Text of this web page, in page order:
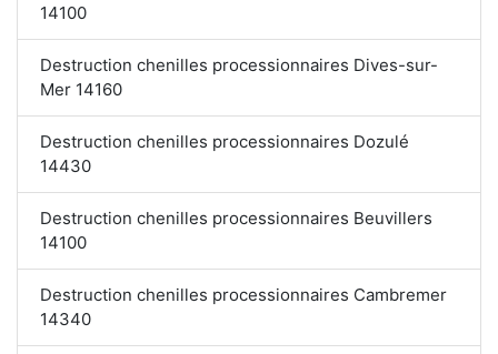
14100
Destruction chenilles processionnaires Dives-sur-
Mer 14160
Destruction chenilles processionnaires Dozulé
14430
Destruction chenilles processionnaires Beuvillers
14100
Destruction chenilles processionnaires Cambremer
14340